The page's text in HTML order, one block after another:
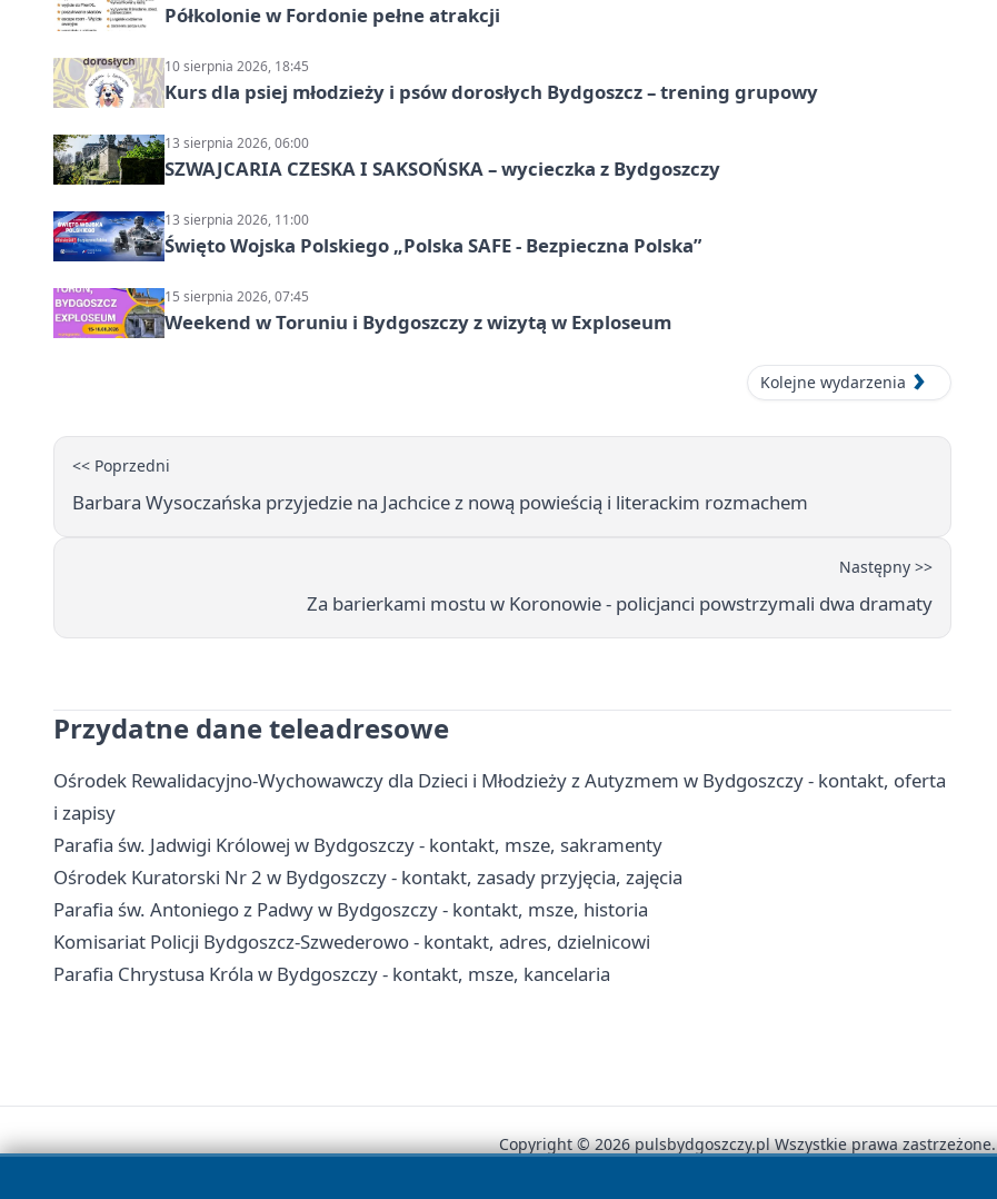
Półkolonie w Fordonie pełne atrakcji
10 sierpnia 2026, 18:45
Kurs dla psiej młodzieży i psów dorosłych Bydgoszcz – trening grupowy
13 sierpnia 2026, 06:00
SZWAJCARIA CZESKA I SAKSOŃSKA – wycieczka z Bydgoszczy
13 sierpnia 2026, 11:00
Święto Wojska Polskiego „Polska SAFE - Bezpieczna Polska”
15 sierpnia 2026, 07:45
Weekend w Toruniu i Bydgoszczy z wizytą w Exploseum
Kolejne wydarzenia
<< Poprzedni
Barbara Wysoczańska przyjedzie na Jachcice z nową powieścią i literackim rozmachem
Następny >>
Za barierkami mostu w Koronowie - policjanci powstrzymali dwa dramaty
Przydatne dane teleadresowe
Ośrodek Rewalidacyjno-Wychowawczy dla Dzieci i Młodzieży z Autyzmem w Bydgoszczy - kontakt, oferta
i zapisy
Parafia św. Jadwigi Królowej w Bydgoszczy - kontakt, msze, sakramenty
Ośrodek Kuratorski Nr 2 w Bydgoszczy - kontakt, zasady przyjęcia, zajęcia
Parafia św. Antoniego z Padwy w Bydgoszczy - kontakt, msze, historia
Komisariat Policji Bydgoszcz-Szwederowo - kontakt, adres, dzielnicowi
Parafia Chrystusa Króla w Bydgoszczy - kontakt, msze, kancelaria
Copyright © 2026 pulsbydgoszczy.pl Wszystkie prawa zastrzeżone.